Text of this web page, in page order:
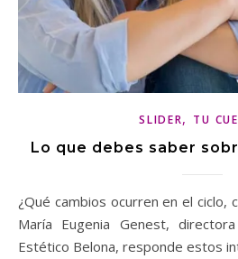
SLIDER, TU
Lo que debes saber
¿Qué cambios ocurren en el ciclo, cómo y por qué? La Dra.
María Eugenia Genest,
Estético Belona, responde estos